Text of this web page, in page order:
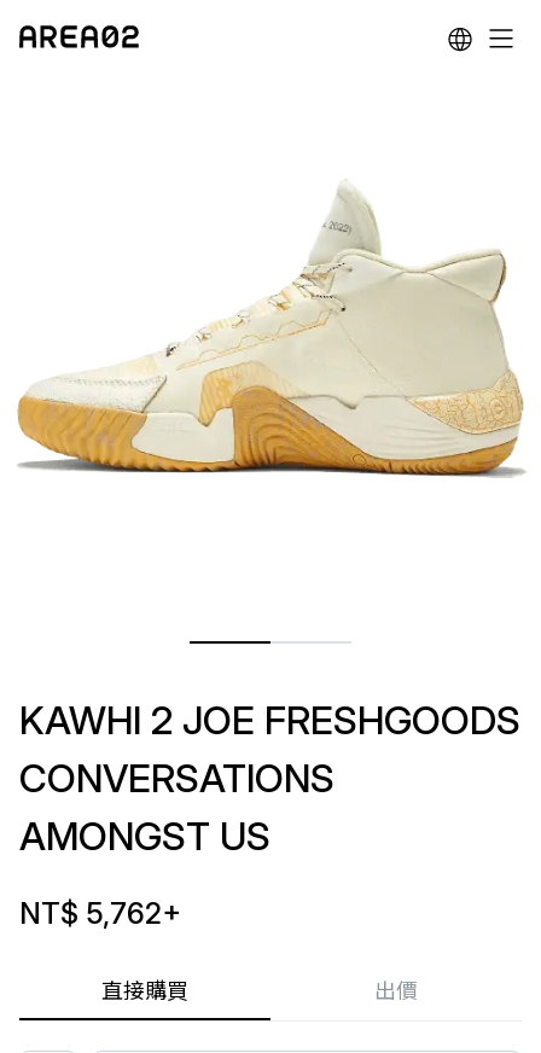
直接購買 出價
KAWHI 2 JOE FRESHGOODS
CONVERSATIONS
AMONGST US
NT$ 5,762+